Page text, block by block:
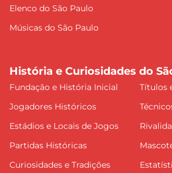
Elenco do São Paulo
Músicas do São Paulo
História e Curiosidades do
Fundação e História Inicial
Títulos
Jogadores Históricos
Estádios e Locais de Jogos
Partidas Históricas
Curiosidades e Tradições